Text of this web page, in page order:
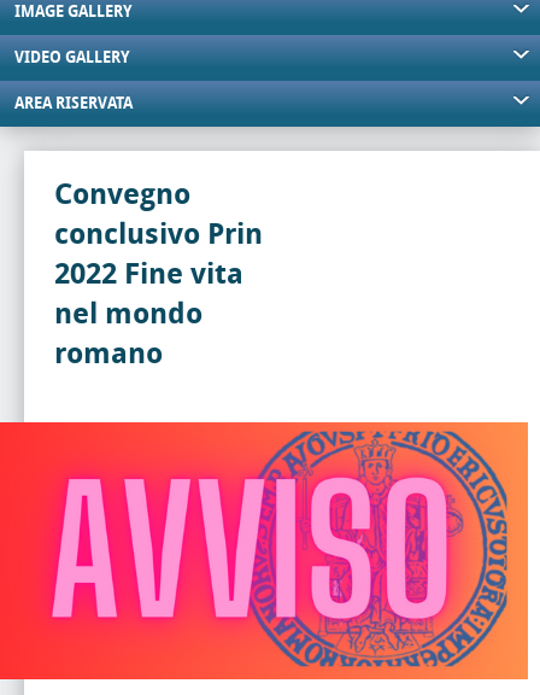
IMAGE GALLERY
VIDEO GALLERY
AREA RISERVATA
Convegno
conclusivo Prin
2022 Fine vita
nel mondo
romano